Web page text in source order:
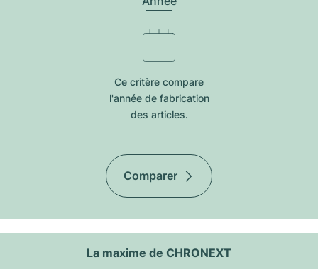
Ce critère compare
l'année de fabrication
des articles.
Comparer
La maxime de CHRONEXT